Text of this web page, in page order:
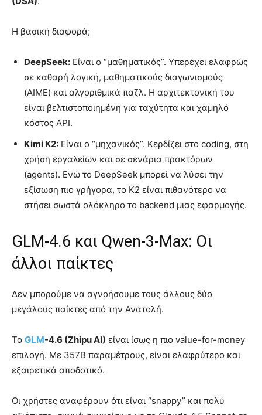
Η βασική διαφορά;
DeepSeek: Είναι ο “μαθηματικός”. Υπερέχει ελαφρώς
σε καθαρή λογική, μαθηματικούς διαγωνισμούς
(AIME) και αλγοριθμικά παζλ. Η αρχιτεκτονική του
είναι βελτιστοποιημένη για ταχύτητα και χαμηλό
κόστος API.
Kimi K2: Είναι ο “μηχανικός”. Κερδίζει στο coding, στη
χρήση εργαλείων και σε σενάρια πρακτόρων
(agents). Ενώ το DeepSeek μπορεί να λύσει την
εξίσωση πιο γρήγορα, το K2 είναι πιθανότερο να
στήσει σωστά ολόκληρο το backend μιας εφαρμογής.
GLM-4.6 και Qwen-3-Max: Οι
άλλοι παίκτες
Δεν μπορούμε να αγνοήσουμε τους άλλους δύο
μεγάλους παίκτες από την Ανατολή.
Το GLM-4.6 (Zhipu AI) είναι ίσως η πιο value-for-money
επιλογή. Με 357B παραμέτρους, είναι ελαφρύτερο και
εξαιρετικά αποδοτικό.
Οι χρήστες αναφέρουν ότι είναι “snappy” και πολύ